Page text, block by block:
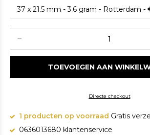
TOEVOEGEN AAN
Directe checkout
1 producten op voorraad Gratis
0636013680 klantenservice